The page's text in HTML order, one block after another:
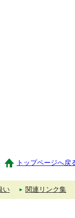
トップページへ戻
い 関連リンク集